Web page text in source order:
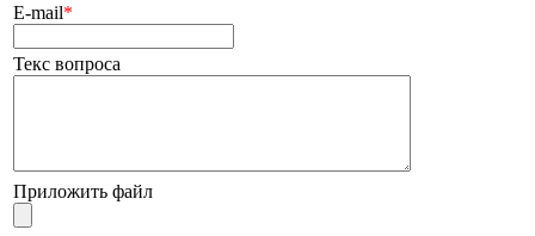
E-mail*
Текс вопроса
Приложить файл